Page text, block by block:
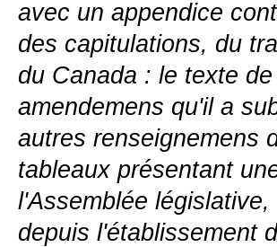
avec un appendice
des capitulations, du
du Canada : le texte
amendemens qu'il a
autres renseignemens
tableaux présentant
l'Assemblée
depuis l'établissement